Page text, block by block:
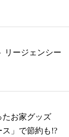
リージェンシー
たお家グッズ
ス」で節約も!?